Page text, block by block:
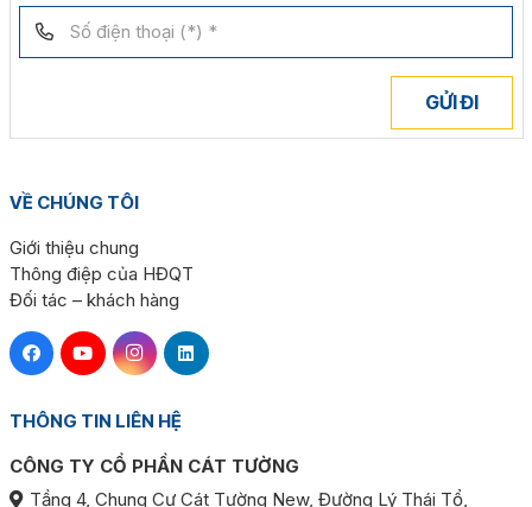
GỬI ĐI
VỀ CHÚNG TÔI
Giới thiệu chung
Thông điệp của HĐQT
Đối tác – khách hàng
THÔNG TIN LIÊN HỆ
CÔNG TY CỔ PHẦN CÁT TƯỜNG
Tầng 4, Chung Cư Cát Tường New, Đường Lý Thái Tổ,